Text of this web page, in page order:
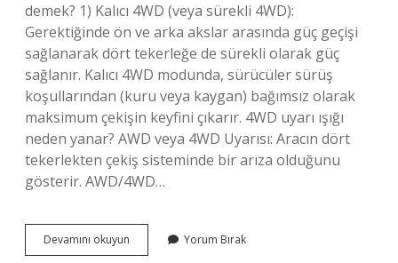
demek? 1) Kalıcı 4WD (veya sürekli 4WD):
Gerektiğinde ön ve arka akslar arasında güç geçişi
sağlanarak dört tekerleğe de sürekli olarak güç
sağlanır. Kalıcı 4WD modunda, sürücüler sürüş
koşullarından (kuru veya kaygan) bağımsız olarak
maksimum çekişin keyfini çıkarır. 4WD uyarı ışığı
neden yanar? AWD veya 4WD Uyarısı: Aracın dört
tekerlekten çekiş sisteminde bir arıza olduğunu
gösterir. AWD/4WD…
Devamını okuyun
4
Yorum Bırak